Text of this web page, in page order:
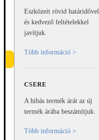
Eszközeit rövid határidővel
és kedvező feltételekkel
javítjuk.
Több információ >
CSERE
A hibás termék árát az új
termék árába beszámítjuk.
Több információ >